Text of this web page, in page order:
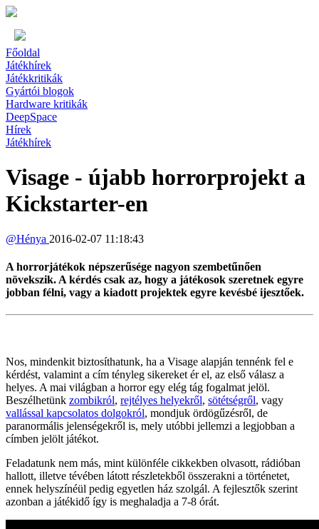
Főoldal
Játékhírek
Játékkritikák
Gyártói blogok
Hardware kritikák
DeepSpace
Hírek
Játékhírek
Visage - újabb horrorprojekt a
Kickstarter-en
@Hénya 2016-02-07 11:18:43
A horrorjátékok népszerűsége nagyon szembetűnően
növekszik. A kérdés csak az, hogy a játékosok szeretnek egyre
jobban félni, vagy a kiadott projektek egyre kevésbé ijesztőek.
Nos, mindenkit biztosíthatunk, ha a Visage alapján tennénk fel e
kérdést, valamint a cím tényleg sikereket ér el, az első válasz a
helyes. A mai világban a horror egy elég tág fogalmat jelöl.
Beszélhetünk zombikról, rejtélyes helyekről, sötétségről, vagy
vallással kapcsolatos dolgokról, mondjuk ördögűzésről, de
paranormális jelenségekről is, mely utóbbi jellemzi a legjobban a
címben jelölt játékot.
Feladatunk nem más, mint különféle cikkekben olvasott, rádióban
hallott, illetve tévében látott részletekből összerakni a történetet,
ennek helyszínéül pedig egyetlen ház szolgál. A fejlesztők szerint
azonban a játékidő így is meghaladja a 7-8 órát.